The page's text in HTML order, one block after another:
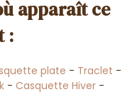
apparaît ce
:
plate - Traclet -
- Casquette Hiver -